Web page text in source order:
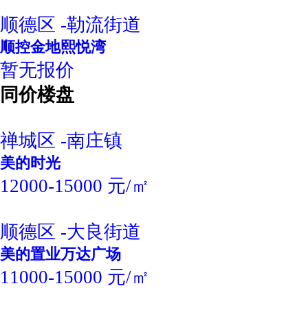
顺德区 -勒流街道
顺控金地熙悦湾
暂无报价
同价楼盘
禅城区 -南庄镇
美的时光
12000-15000 元/㎡
顺德区 -大良街道
美的置业万达广场
11000-15000 元/㎡